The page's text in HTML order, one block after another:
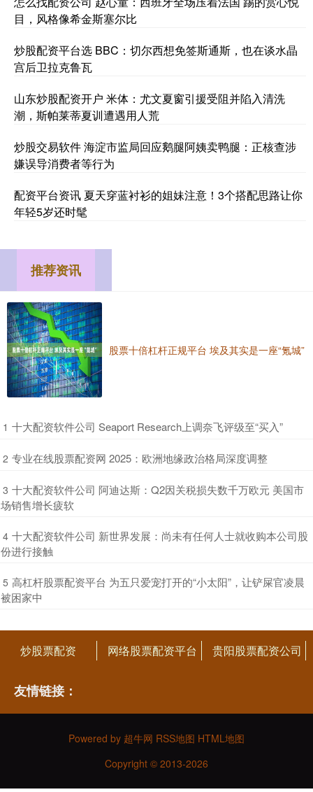
目，风格像希金斯塞尔比
炒股配资平台选 BBC：切尔西想免签斯通斯，也在谈水晶
宫后卫拉克鲁瓦
山东炒股配资开户 米体：尤文夏窗引援受阻并陷入清洗
潮，斯帕莱蒂夏训遭遇用人荒
炒股交易软件 海淀市监局回应鹅腿阿姨卖鸭腿：正核查涉
嫌误导消费者等行为
配资平台资讯 夏天穿蓝衬衫的姐妹注意！3个搭配思路让你
年轻5岁还时髦
推荐资讯
股票十倍杠杆正规平台 埃及其实是一座“氪城”
1 ​十大配资软件公司 Seaport Research上调奈飞评级至“买入”
2 ​专业在线股票配资网 2025：欧洲地缘政治格局深度调整
3 ​十大配资软件公司 阿迪达斯：Q2因关税损失数千万欧元 美国市
场销售增长疲软
4 ​十大配资软件公司 新世界发展：尚未有任何人士就收购本公司股
份进行接触
5 ​高杠杆股票配资平台 为五只爱宠打开的“小太阳”，让铲屎官凌晨
被困家中
炒股票配资 网络股票配资平台 贵阳股票配资公司
友情链接：
Powered by 超牛网 RSS地图 HTML地图
Copyright © 2013-2026